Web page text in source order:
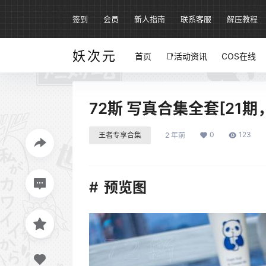
签到 会员 新人指南 联系客服 解压教程
妖次元 首页 📑活动资讯 COS在线
72斯 写真合集全套[21期
王者专享合集 2 年前 0 123
预览图